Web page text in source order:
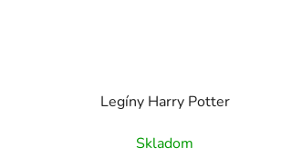
Legíny Harry Potter
Skladom